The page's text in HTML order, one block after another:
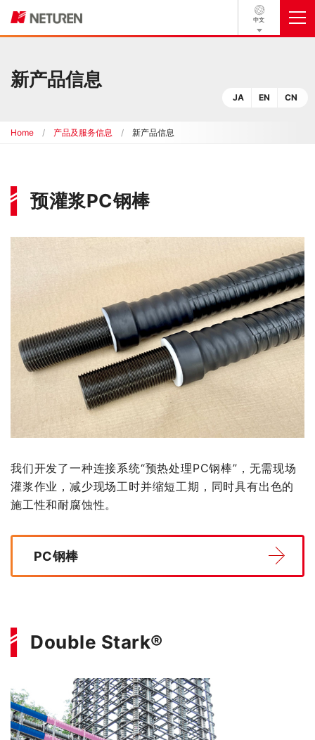
新产品信息
JA EN CN
Home 产品及服务信息 新产品信息
预灌浆PC钢棒
我们开发了一种连接系统“预热处理PC钢棒”，无需现场
灌浆作业，减少现场工时并缩短工期，同时具有出色的
施工性和耐腐蚀性。
PC钢棒
Double Stark®
中文